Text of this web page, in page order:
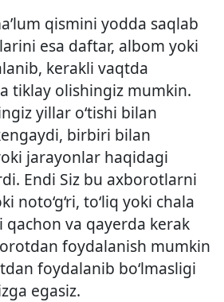
qismini yodda saqlab
esa daftar, albom yoki
kerakli vaqtda
tiklay olishingiz mumkin.
yillar o‘tishi bilan
bir­biri bilan
jarayonlar haqidagi
Endi Siz bu axborotlarni
noto‘g‘ri, to‘liq yoki chala
qachon va qayerda kerak
foydalanish mumkin
foydalanib bo‘lmasligi
egasiz.